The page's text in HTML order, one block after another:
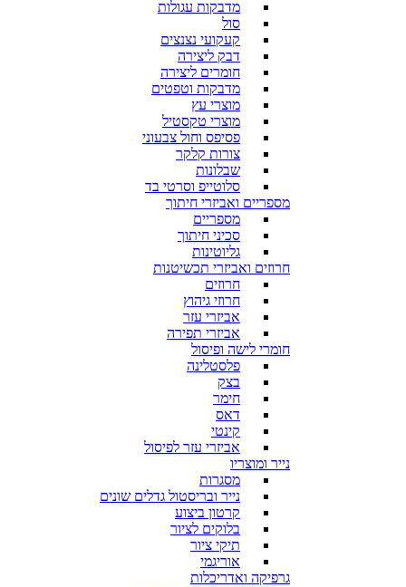
מדבקות עגולות
סול
קעקועי נצנצים
דבק ליצירה
חומרים ליצירה
מדבקות וטפטים
מוצרי עץ
מוצרי טקסטיל
פסיפס וחול צבעוני
צורות קלקר
שבלונות
סלוטייפ וסרטי בד
מספריים ואביזרי חיתוך
מספריים
סכיני חיתוך
גליוטינות
חרוזים ואביזרי תכשיטנות
חרוזים
חרוזי גיהוץ
אביזרי עזר
אביזרי תפירה
חומרי לישה ופיסול
פלסטלינה
בצק
חימר
דאס
קינטי
אביזרי עזר לפיסול
נייר ומוצריו
מסגרות
נייר ובריסטול גדלים שונים
קרטון ביצוע
בלוקים לציור
תיקי ציור
אוריגמי
גרפיקה ואדריכלות